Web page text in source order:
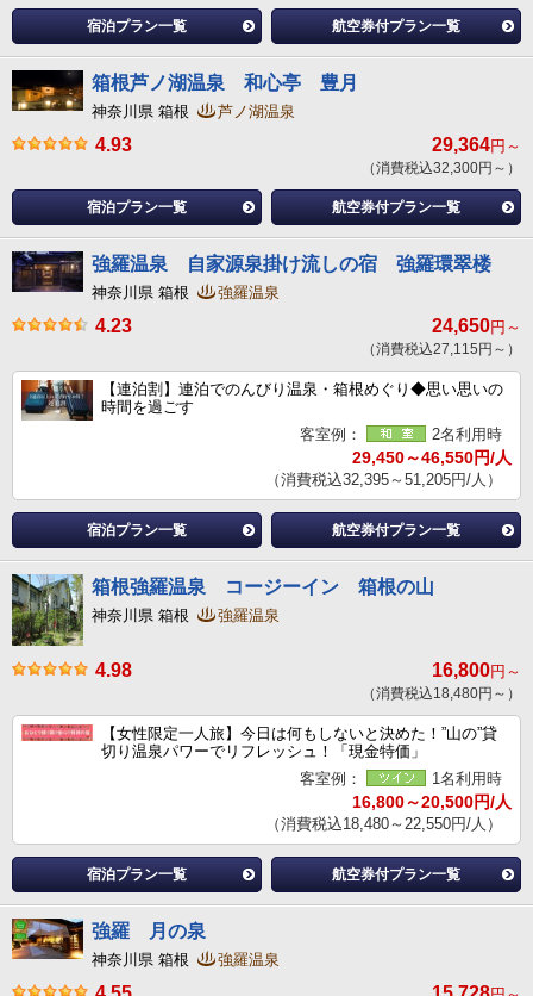
宿泊プラン一覧 航空券付プラン一覧
箱根芦ノ湖温泉 和心亭 豊月
神奈川県 箱根 芦ノ湖温泉
4.93 29,364円～
（消費税込32,300円～）
宿泊プラン一覧 航空券付プラン一覧
強羅温泉 自家源泉掛け流しの宿 強羅環翠楼
神奈川県 箱根 強羅温泉
4.23 24,650円～
（消費税込27,115円～）
【連泊割】連泊でのんびり温泉・箱根めぐり◆思い思いの
時間を過ごす
客室例：
2名利用時
29,450～46,550円/人
（消費税込32,395～51,205円/人）
宿泊プラン一覧 航空券付プラン一覧
箱根強羅温泉 コージーイン 箱根の山
神奈川県 箱根 強羅温泉
4.98 16,800円～
（消費税込18,480円～）
【女性限定一人旅】今日は何もしないと決めた！”山の”貸
切り温泉パワーでリフレッシュ！「現金特価」
客室例：
1名利用時
16,800～20,500円/人
（消費税込18,480～22,550円/人）
宿泊プラン一覧 航空券付プラン一覧
強羅 月の泉
神奈川県 箱根 強羅温泉